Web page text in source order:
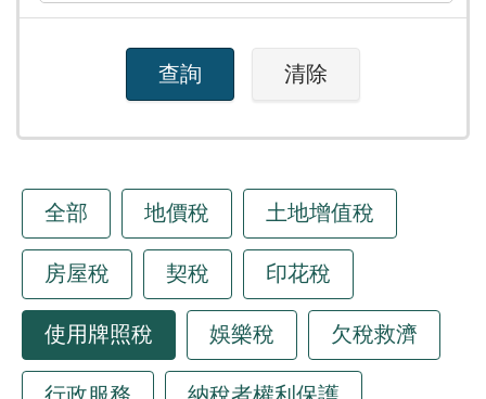
全部 地價稅 土地增值稅
房屋稅 契稅 印花稅
使用牌照稅 娛樂稅 欠稅救濟